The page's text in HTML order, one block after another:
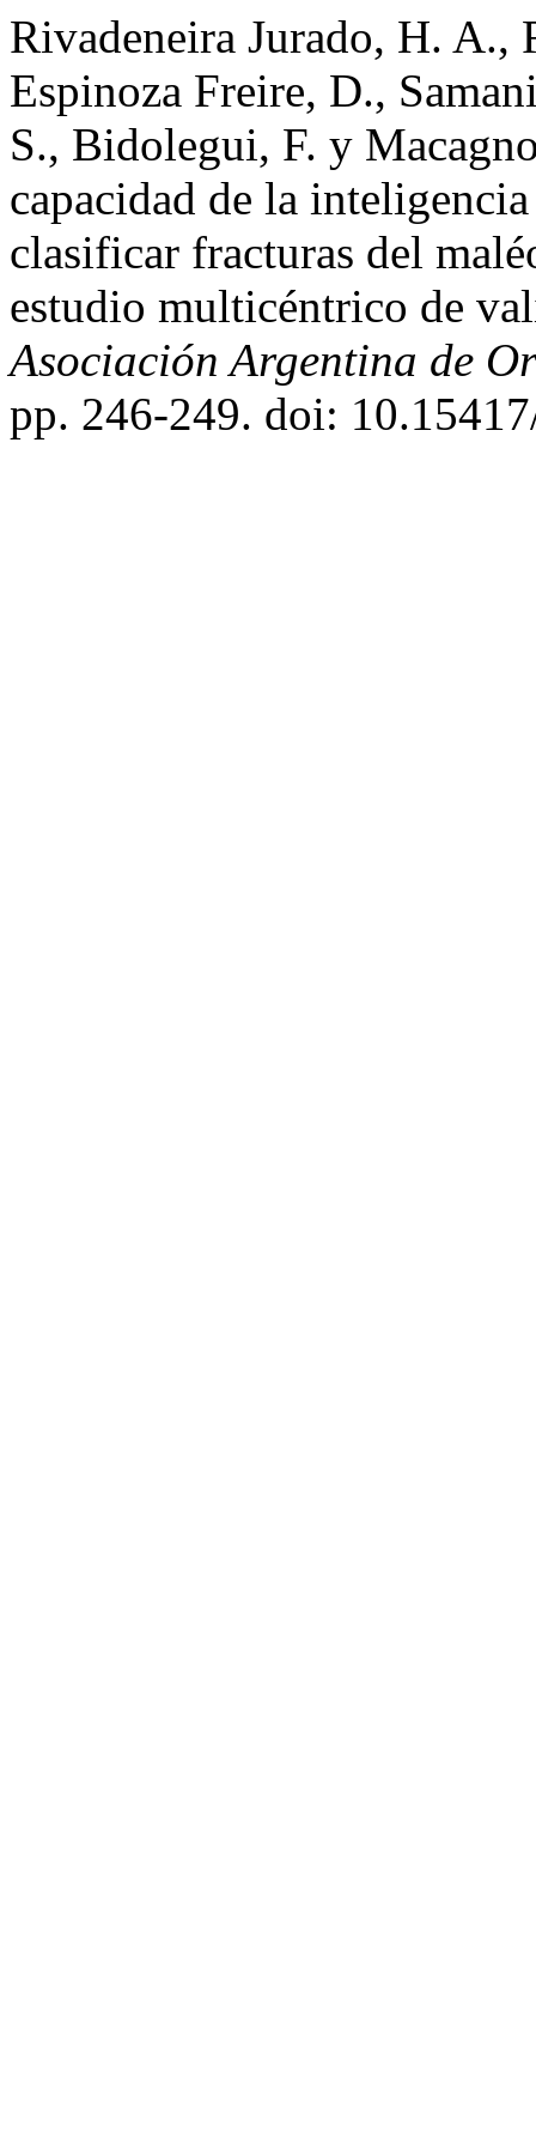
Rivadeneira Jurado, H. A.,
Espinoza Freire, D.,
S., Bidolegui, F. y
capacidad de la
clasificar fracturas del
estudio multicéntrico de
Asociación Argentina de
pp. 246-249. doi: